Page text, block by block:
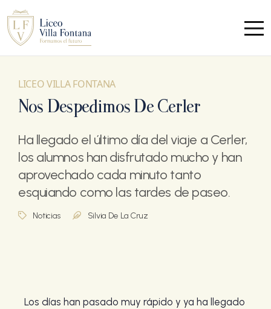
LICEO VILLA FONTANA
Nos Despedimos De Cerler
Ha llegado el último día del viaje a Cerler,
los alumnos han disfrutado mucho y han
aprovechado cada minuto tanto
esquiando como las tardes de paseo.
Noticias Silvia De La Cruz
Los días han pasado muy rápido y ya ha llegado